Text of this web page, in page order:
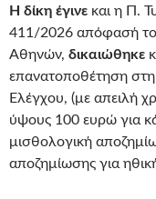
Η δίκη έγινε και η Π.
411/2026 απόφασή
Αθηνών, δικαιώθηκε
επανατοποθέτηση στη
Ελέγχου, (με απειλή
ύψους 100 ευρώ για
μισθολογική
αποζημίωσης για